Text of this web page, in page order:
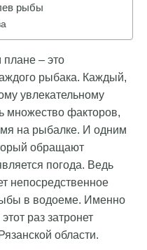
рыбы
– это
рыбака. Каждый,
увлекательному
множество факторов,
на рыбалке. И одним
обращают
погода. Ведь
непосредственное
в водоеме. Именно
раз затронет
области.